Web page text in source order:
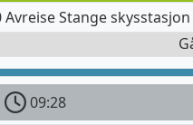
Avreise Stange skysstasjon
09:28